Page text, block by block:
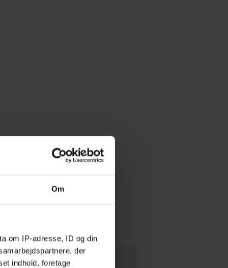
Om
om IP-adresse, ID og din
der
indhold, foretage